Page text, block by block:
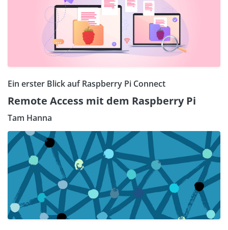
Ein erster Blick auf Raspberry Pi Connect
Remote Access mit dem Raspberry Pi
Tam Hanna